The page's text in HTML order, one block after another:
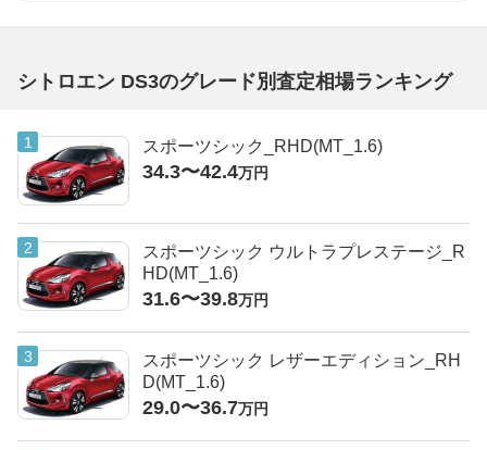
シトロエン DS3のグレード別査定相場ランキング
スポーツシック_RHD(MT_1.6)
34.3〜42.4万円
スポーツシック ウルトラプレステージ_R
HD(MT_1.6)
31.6〜39.8万円
スポーツシック レザーエディション_RH
D(MT_1.6)
29.0〜36.7万円